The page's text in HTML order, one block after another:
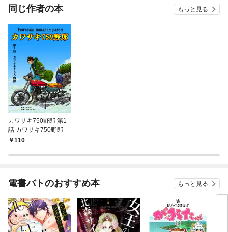
同じ作者の本 もっと見る
カワサキ750野郎 第1
話 カワサキ750野郎
110
電書バトのおすすめ本 もっと見る